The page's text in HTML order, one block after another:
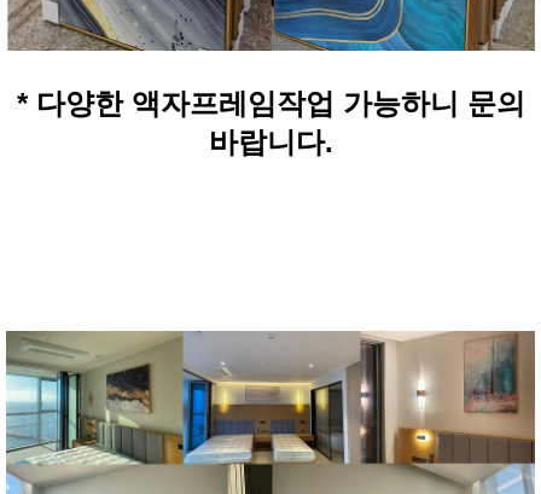
* 다양한 액자프레임작업 가능하니 문의
바랍니다.